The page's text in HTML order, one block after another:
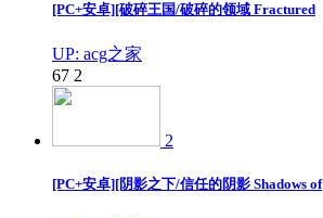
[PC+安卓][破碎王国/破碎的领域 Fractured
UP: acg之家
67 2
2
[PC+安卓][阴影之下/信任的阴影 Shadows of